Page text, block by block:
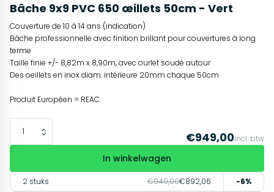
Bâche 9x9 PVC 650 œillets 50cm - Vert
Couverture de 10 à 14 ans (indication)
Bâche professionnelle avec finition brillant pour couvertures à long
terme
Taille finie +/- 8,82m x 8,90m, avec ourlet soudé autour
Des oeillets en inox diam. intérieure 20mm chaque 50cm
Produit Européen = REAC
€949,00incl. btw
In winkelwagen
2 stuks €949,00€892,06
-6%